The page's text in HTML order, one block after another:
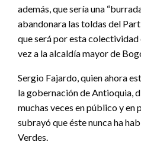
además, que sería una
abandonara las toldas del
que será por esta
vez a la alcaldía mayor de
Sergio Fajardo, quien ahora
la gobernación de Antioquia,
muchas veces en público y en
subrayó que éste nunca ha
Verdes.